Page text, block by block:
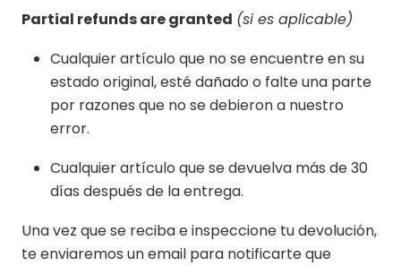
Partial refunds are granted (si es aplicable)
Cualquier artículo que no se encuentre en su
estado original, esté dañado o falte una parte
por razones que no se debieron a nuestro
error.
Cualquier artículo que se devuelva más de 30
días después de la entrega.
Una vez que se reciba e inspeccione tu devolución,
te enviaremos un email para notificarte que